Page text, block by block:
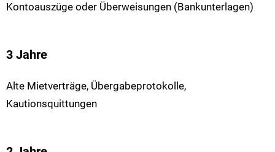
Kontoauszüge oder Überweisungen (Bankunterlagen)
3 Jahre
Alte Mietverträge, Übergabeprotokolle,
Kautionsquittungen